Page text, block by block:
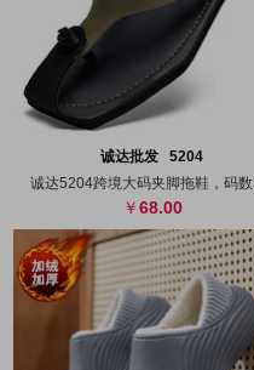
代发
诚达批发 5204
诚达5204跨境大码夹脚拖鞋，码
68.00